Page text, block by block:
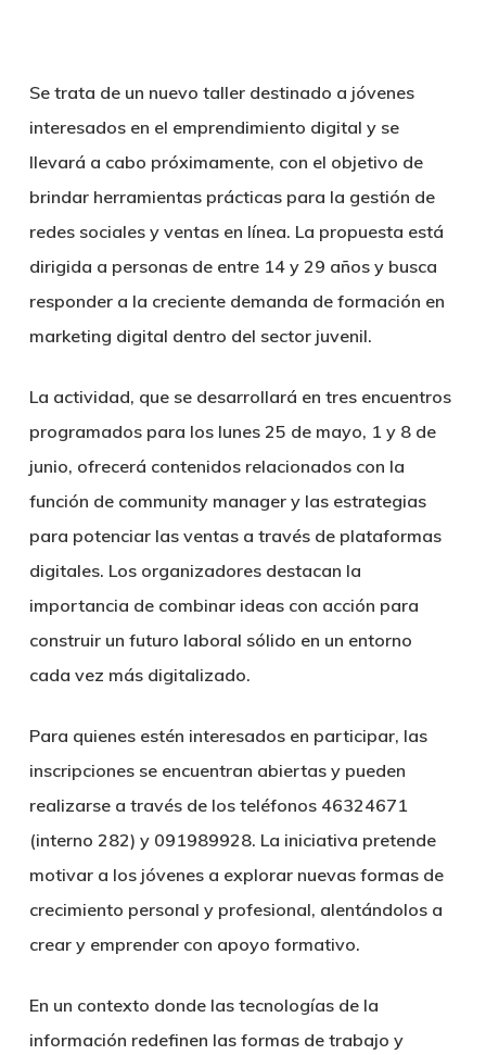
Se trata de un nuevo taller destinado a jóvenes
interesados en el emprendimiento digital y se
llevará a cabo próximamente, con el objetivo de
brindar herramientas prácticas para la gestión de
redes sociales y ventas en línea. La propuesta está
dirigida a personas de entre 14 y 29 años y busca
responder a la creciente demanda de formación en
marketing digital dentro del sector juvenil.
La actividad, que se desarrollará en tres encuentros
programados para los lunes 25 de mayo, 1 y 8 de
junio, ofrecerá contenidos relacionados con la
función de community manager y las estrategias
para potenciar las ventas a través de plataformas
digitales. Los organizadores destacan la
importancia de combinar ideas con acción para
construir un futuro laboral sólido en un entorno
cada vez más digitalizado.
Para quienes estén interesados en participar, las
inscripciones se encuentran abiertas y pueden
realizarse a través de los teléfonos 46324671
(interno 282) y 091989928. La iniciativa pretende
motivar a los jóvenes a explorar nuevas formas de
crecimiento personal y profesional, alentándolos a
crear y emprender con apoyo formativo.
En un contexto donde las tecnologías de la
información redefinen las formas de trabajo y